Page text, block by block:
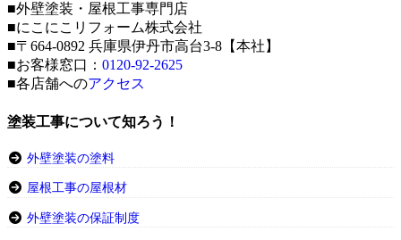
■外壁塗装・屋根工事専門店
■にこにこリフォーム株式会社
■〒664-0892 兵庫県伊丹市高台3-8【本社】
■お客様窓口： 0120-92-2625
■各店舗へのアクセス
塗装工事について知ろう！
外壁塗装の塗料
屋根工事の屋根材
外壁塗装の保証制度